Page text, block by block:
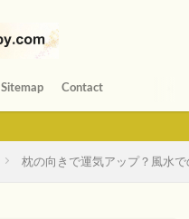
Sitemap Contact
枕の向きで運気アップ？風水